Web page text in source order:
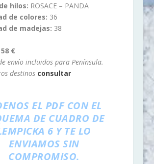
hilos: ROSACE – PANDA
de colores: 36
de madejas: 38
€
envío incluidos para Península.
destinos consultar
EL PDF CON EL
DE CUADRO DE
6 Y TE LO
ENVIAMOS SIN
COMPROMISO.